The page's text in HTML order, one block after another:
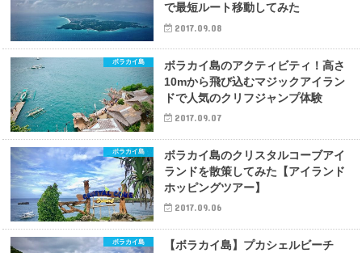
で最短ルート移動してみた
2017.09.08
ボラカイ島
ボラカイ島のアクティビティ！高さ
10mから飛び込むマジックアイラン
ドで人気のクリフジャンプ体験
2017.09.07
ボラカイ島
ボラカイ島のクリスタルコーブアイ
ランドを散策してみた【アイランド
ホッピングツアー】
2017.09.06
ボラカイ島
【ボラカイ島】プカシェルビーチ